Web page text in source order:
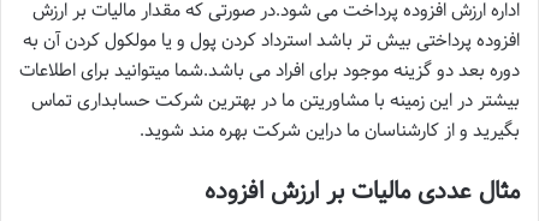
اداره ارزش افزوده پرداخت می شود.در صورتی که مقدار مالیات بر ارزش
افزوده پرداختی بیش تر باشد استرداد کردن پول و یا مولکول کردن آن به
دوره بعد دو گزینه موجود برای افراد می باشد.شما میتوانید برای اطلاعات
بیشتر در این زمینه با مشاوریتن ما در بهترین شرکت حسابداری تماس
بگیرید و از کارشناسان ما دراین شرکت بهره مند شوید.
مثال عددی مالیات بر ارزش افزوده